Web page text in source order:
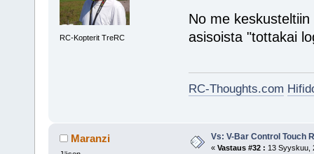
RC-Kopterit TreRC
No me
asisoista "tottakai
RC-Thoughts.com
Maranzi Vs: V-Bar Control Touch
« Vastaus #32 : 13 Syyskuu,